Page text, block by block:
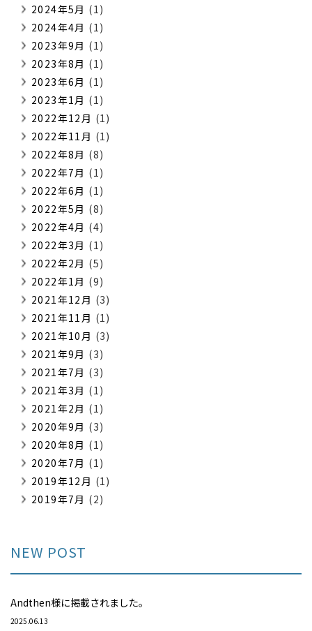
2024年5月 (1)
2024年4月 (1)
2023年9月 (1)
2023年8月 (1)
2023年6月 (1)
2023年1月 (1)
2022年12月 (1)
2022年11月 (1)
2022年8月 (8)
2022年7月 (1)
2022年6月 (1)
2022年5月 (8)
2022年4月 (4)
2022年3月 (1)
2022年2月 (5)
2022年1月 (9)
2021年12月 (3)
2021年11月 (1)
2021年10月 (3)
2021年9月 (3)
2021年7月 (3)
2021年3月 (1)
2021年2月 (1)
2020年9月 (3)
2020年8月 (1)
2020年7月 (1)
2019年12月 (1)
2019年7月 (2)
NEW POST
Andthen様に掲載されました。
2025.06.13